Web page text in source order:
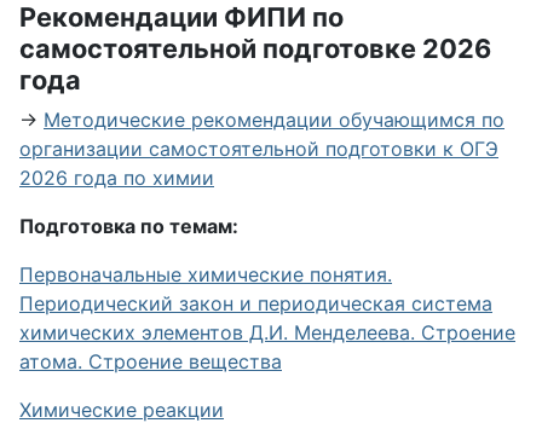
Рекомендации ФИПИ по
самостоятельной подготовке 2026
года
→ Методические рекомендации обучающимся по
организации самостоятельной подготовки к ОГЭ
2026 года по химии
Подготовка по темам:
Первоначальные химические понятия.
Периодический закон и периодическая система
химических элементов Д.И. Менделеева. Строение
атома. Строение вещества
Химические реакции